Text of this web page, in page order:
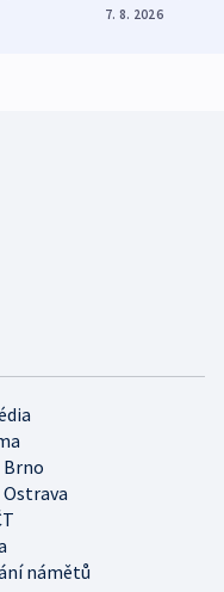
ukázala
7. 8. 2026
námětů